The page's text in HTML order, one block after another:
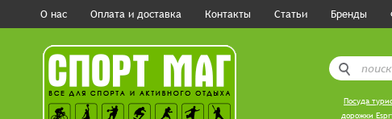
О нас Оплата и доставка Контакты Статьи Бренды
Посуда
дорожки